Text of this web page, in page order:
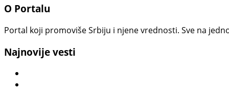
O Portalu
Portal koji promoviše Srbiju i njene vrednosti. Sve na
Najnovije vesti